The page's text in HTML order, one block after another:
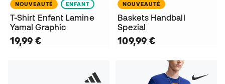
NOUVEAUTÉ ENFANT
T-Shirt Enfant Lamine
Yamal Graphic
19,99 €
NOUVEAUTÉ
Baskets Handball
Spezial
109,99 €